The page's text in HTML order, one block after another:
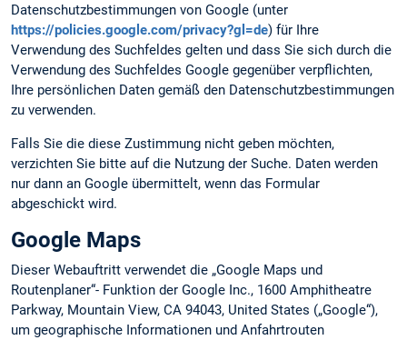
Datenschutzbestimmungen von Google (unter
https://policies.google.com/privacy?gl=de) für Ihre
Verwendung des Suchfeldes gelten und dass Sie sich durch die
Verwendung des Suchfeldes Google gegenüber verpflichten,
Ihre persönlichen Daten gemäß den Datenschutzbestimmungen
zu verwenden.
Falls Sie die diese Zustimmung nicht geben möchten,
verzichten Sie bitte auf die Nutzung der Suche. Daten werden
nur dann an Google übermittelt, wenn das Formular
abgeschickt wird.
Google Maps
Dieser Webauftritt verwendet die „Google Maps und
Routenplaner“- Funktion der Google Inc., 1600 Amphitheatre
Parkway, Mountain View, CA 94043, United States („Google“),
um geographische Informationen und Anfahrtrouten